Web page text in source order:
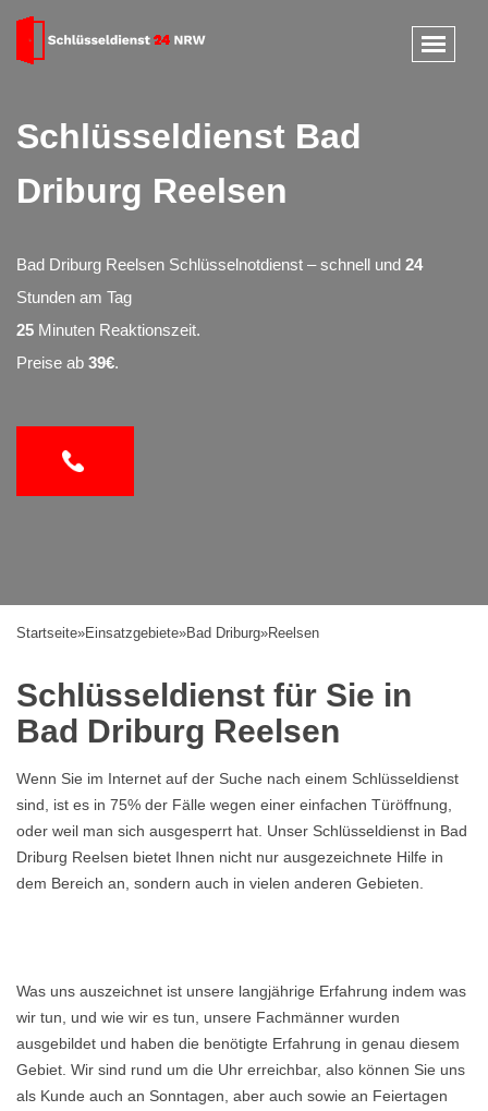
Schlüsseldienst Bad
Driburg Reelsen
Bad Driburg Reelsen Schlüsselnotdienst – schnell und 24
Stunden am Tag
25 Minuten Reaktionszeit.
Preise ab 39€.
Startseite»Einsatzgebiete»Bad Driburg»Reelsen
Schlüsseldienst für Sie in
Bad Driburg Reelsen
Wenn Sie im Internet auf der Suche nach einem Schlüsseldienst
sind, ist es in 75% der Fälle wegen einer einfachen Türöffnung,
oder weil man sich ausgesperrt hat. Unser Schlüsseldienst in Bad
Driburg Reelsen bietet Ihnen nicht nur ausgezeichnete Hilfe in
dem Bereich an, sondern auch in vielen anderen Gebieten.
Was uns auszeichnet ist unsere langjährige Erfahrung indem was
wir tun, und wie wir es tun, unsere Fachmänner wurden
ausgebildet und haben die benötigte Erfahrung in genau diesem
Gebiet. Wir sind rund um die Uhr erreichbar, also können Sie uns
als Kunde auch an Sonntagen, aber auch sowie an Feiertagen